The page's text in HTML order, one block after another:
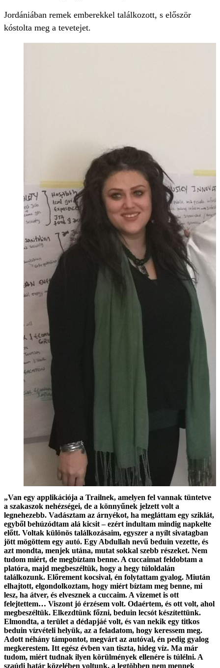
Jordániában remek emberekkel találkozott, s először
kóstolta meg a tevetejet.
„Van egy applikációja a Trailnek, amelyen fel vannak tüntetve
a szakaszok nehézségei, de a könnyűnek jelzett volt a
legnehezebb. Vadásztam az árnyékot, ha megláttam egy sziklát,
egyből behúzódtam alá kicsit – ezért indultam mindig napkelte
előtt. Voltak különös találkozásaim, egyszer a nyílt sivatagban
jött mögöttem egy autó. Egy Abdullah nevű beduin vezette, és
azt mondta, menjek utána, mutat sokkal szebb részeket. Nem
tudom miért, de megbíztam benne. A cuccaimat feldobtam a
platóra, majd megbeszéltük, hogy a hegy túloldalán
találkozunk. Előrement kocsival, én folytattam gyalog. Miután
elhajtott, elgondolkoztam, hogy miért bíztam meg benne, mi
lesz, ha átver, és elvesznek a cuccaim. A vizemet is ott
felejtettem… Viszont jó érzésem volt. Odaértem, és ott volt, ahol
megbeszéltük. Elkezdtünk főzni, beduin lecsót készítettünk.
Elmondta, a terület a dédapjáé volt, és van nekik egy titkos
beduin vízvételi helyük, az a feladatom, hogy keressem meg.
Adott néhány támpontot, megvárt az autóval, én pedig gyalog
megkerestem. Itt egész évben van tiszta, hideg víz. Ma már
tudom, miért tudnak ilyen körülmények ellenére is túlélni. A
szaúdi határ közelében voltunk, a legtöbben nem mennek